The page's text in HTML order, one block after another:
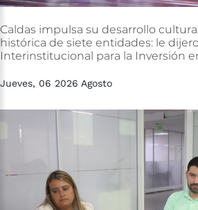
Caldas impulsa su desarrollo
histórica de siete entidades: le
Interinstitucional para la Inversión
Jueves, 06 2026 Agosto